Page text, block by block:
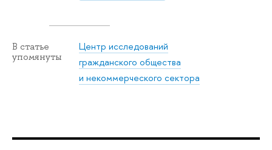
В статье
упомянуты
Центр исследований
гражданского общества
и некоммерческого сектора